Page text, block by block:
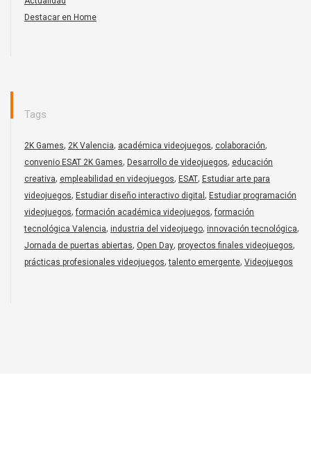
Destacar en Home
Tags
2K Games, 2K Valencia, académica videojuegos, colaboración,
convenio ESAT 2K Games, Desarrollo de videojuegos, educación
creativa, empleabilidad en videojuegos, ESAT, Estudiar arte para
videojuegos, Estudiar diseño interactivo digital , Estudiar programación
videojuegos,formación académica videojuegos,formación
tecnológica Valencia, industria del videojuego, innovación tecnológica,
Jornada de puertas abiertas, Open Day, proyectos finales videojuegos,
prácticas profesionales videojuegos,talento emergente, Videojuegos